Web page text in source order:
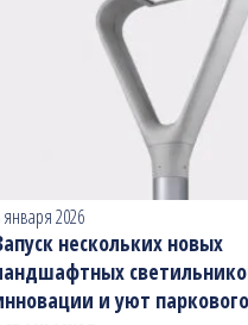
января 2026
нескольких новых
и уют паркового